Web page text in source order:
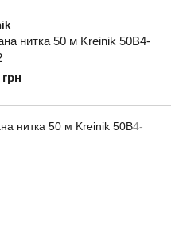
нитка 50 м Kreinik 50B4-